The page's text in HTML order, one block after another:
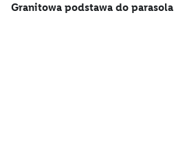
Granitowa podstawa do parasola